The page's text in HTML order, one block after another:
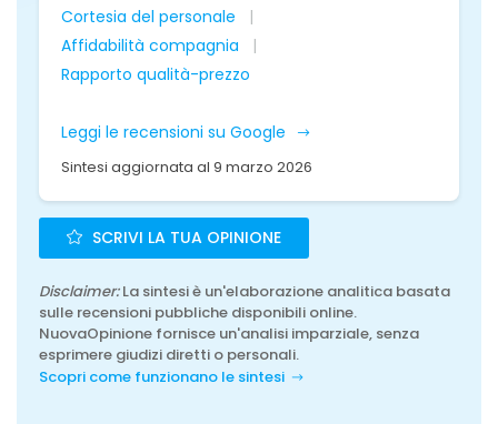
Cortesia del personale
Affidabilità compagnia
Rapporto qualità-prezzo
Leggi le recensioni su Google
Sintesi aggiornata al 9 marzo 2026
SCRIVI LA TUA OPINIONE
Disclaimer:La sintesi è un'elaborazione analitica basata
sulle recensioni pubbliche disponibili online.
NuovaOpinione fornisce un'analisi imparziale, senza
esprimere giudizi diretti o personali.
Scopri come funzionano le sintesi